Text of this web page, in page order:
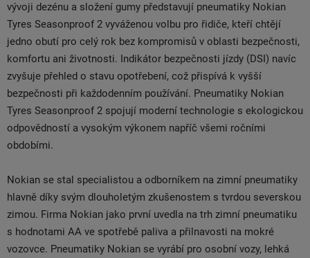
vývoji dezénu a složení gumy představují pneumatiky Nokian
Tyres Seasonproof 2 vyváženou volbu pro řidiče, kteří chtějí
jedno obutí pro celý rok bez kompromisů v oblasti bezpečnosti,
komfortu ani životnosti. Indikátor bezpečnosti jízdy (DSI) navíc
zvyšuje přehled o stavu opotřebení, což přispívá k vyšší
bezpečnosti při každodenním používání. Pneumatiky Nokian
Tyres Seasonproof 2 spojují moderní technologie s ekologickou
odpovědností a vysokým výkonem napříč všemi ročními
obdobími.
Nokian se stal specialistou a odborníkem na zimní pneumatiky
hlavně díky svým dlouholetým zkušenostem s tvrdou severskou
zimou. Firma Nokian jako první uvedla na trh zimní pneumatiku
s hodnotami AA ve spotřebě paliva a přilnavosti na mokré
vozovce. Pneumatiky Nokian se vyrábí pro osobní vozy, lehká